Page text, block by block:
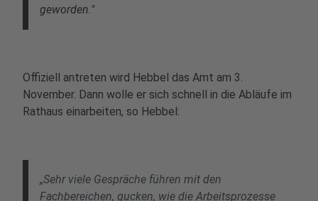
geworden."
Offiziell antreten wird Hebbel das Amt am 3.
November. Dann wolle er sich schnell in die Abläufe im
Rathaus einarbeiten, so Hebbel:
„Sehr viele Gespräche führen mit den
Fachbereichen, gucken, wie die Arbeitsprozesse